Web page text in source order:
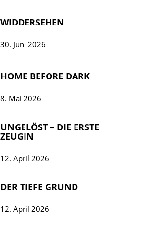
WIDDERSEHEN
30. Juni 2026
HOME BEFORE DARK
8. Mai 2026
UNGELÖST – DIE ERSTE
ZEUGIN
12. April 2026
DER TIEFE GRUND
12. April 2026